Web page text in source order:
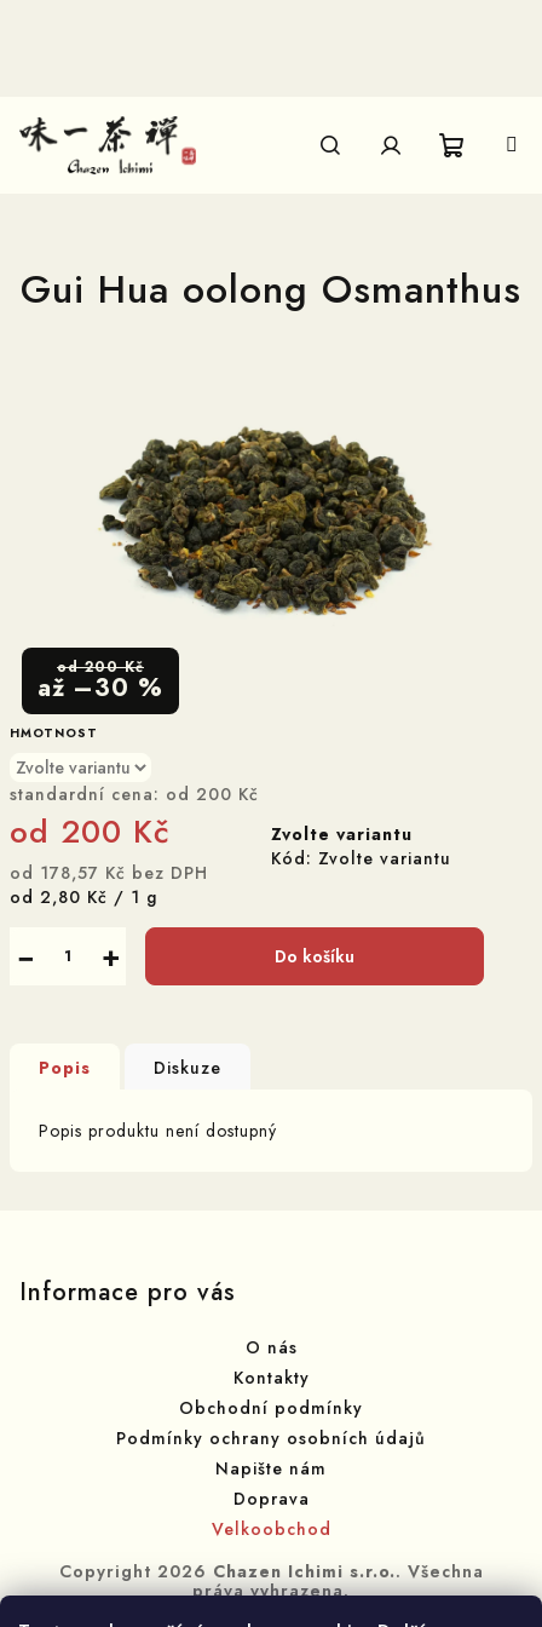
HMOTNOST
standardní cena: od 200 Kč
od 200 Kč
od 178,57 Kč bez DPH
Měrná
od 2,80 Kč / 1 g
Zvolte variantu
Kód: Zvolte variantu
+
− Do košíku
Gui Hua oolong Osmanthus
od 200 Kč
až –30 %
Popis Diskuze
Popis produktu není dostupný
Informace pro vás
O nás
Kontakty
Obchodní podmínky
Podmínky ochrany osobních údajů
Napište nám
Doprava
Velkoobchod
Copyright 2026 Chazen Ichimi s.r.o.. Všechna
práva vyhrazena.